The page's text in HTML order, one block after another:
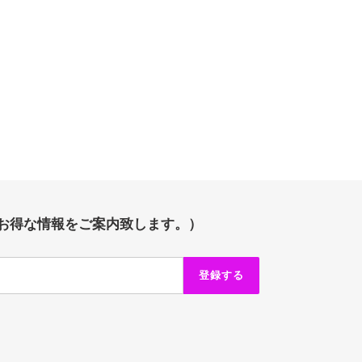
な情報をご案内致します。）
登録する